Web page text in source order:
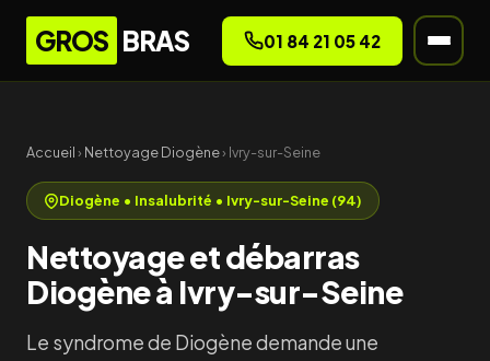
GROS BRAS 01 84 21 05 42
Accueil› Nettoyage Diogène› Ivry-sur-Seine
Diogène • Insalubrité • Ivry-sur-Seine (94)
Nettoyage et débarras
Diogène à Ivry-sur-Seine
Le syndrome de Diogène demande une